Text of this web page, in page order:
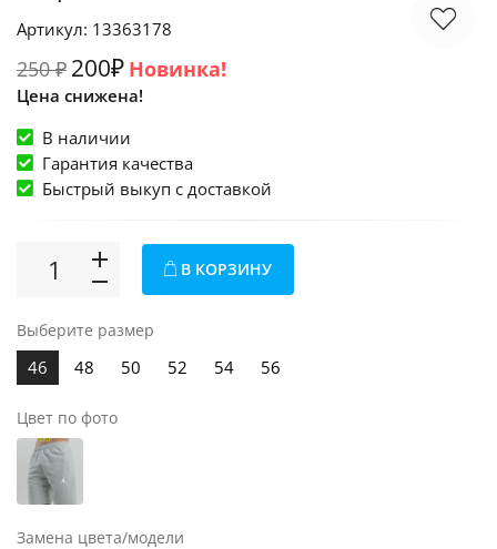
Артикул: 13363178
250 ₽ 200₽ Новинка!
Цена снижена!
В наличии
Гарантия качества
Быстрый выкуп c доставкой
В КОРЗИНУ
Выберите размер
46 48 50 52 54 56
Цвет по фото
Замена цвета/модели